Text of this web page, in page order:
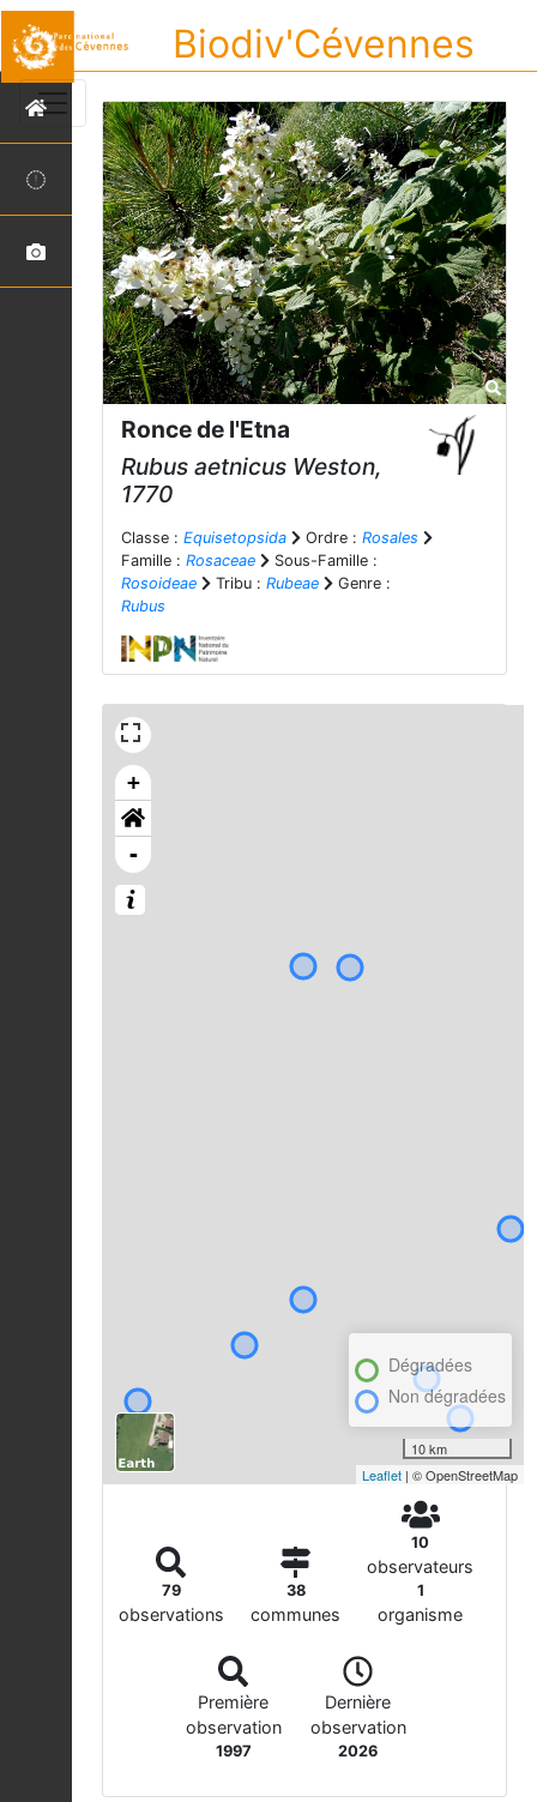
Biodiv'Cévennes
Ronce de l'Etna
Rubus aetnicus Weston,
1770
Classe : Equisetopsida Ordre : Rosales
Famille : Rosaceae
Sous-Famille :
Rosoideae
Tribu : Rubeae
Genre :
Rubus
+
-
Dégradées
Non dégradées
10 km
Leaflet | © OpenStreetMap
79
observations
38
communes
10
observateurs
1
organisme
Première
observation
1997
Dernière
observation
2026